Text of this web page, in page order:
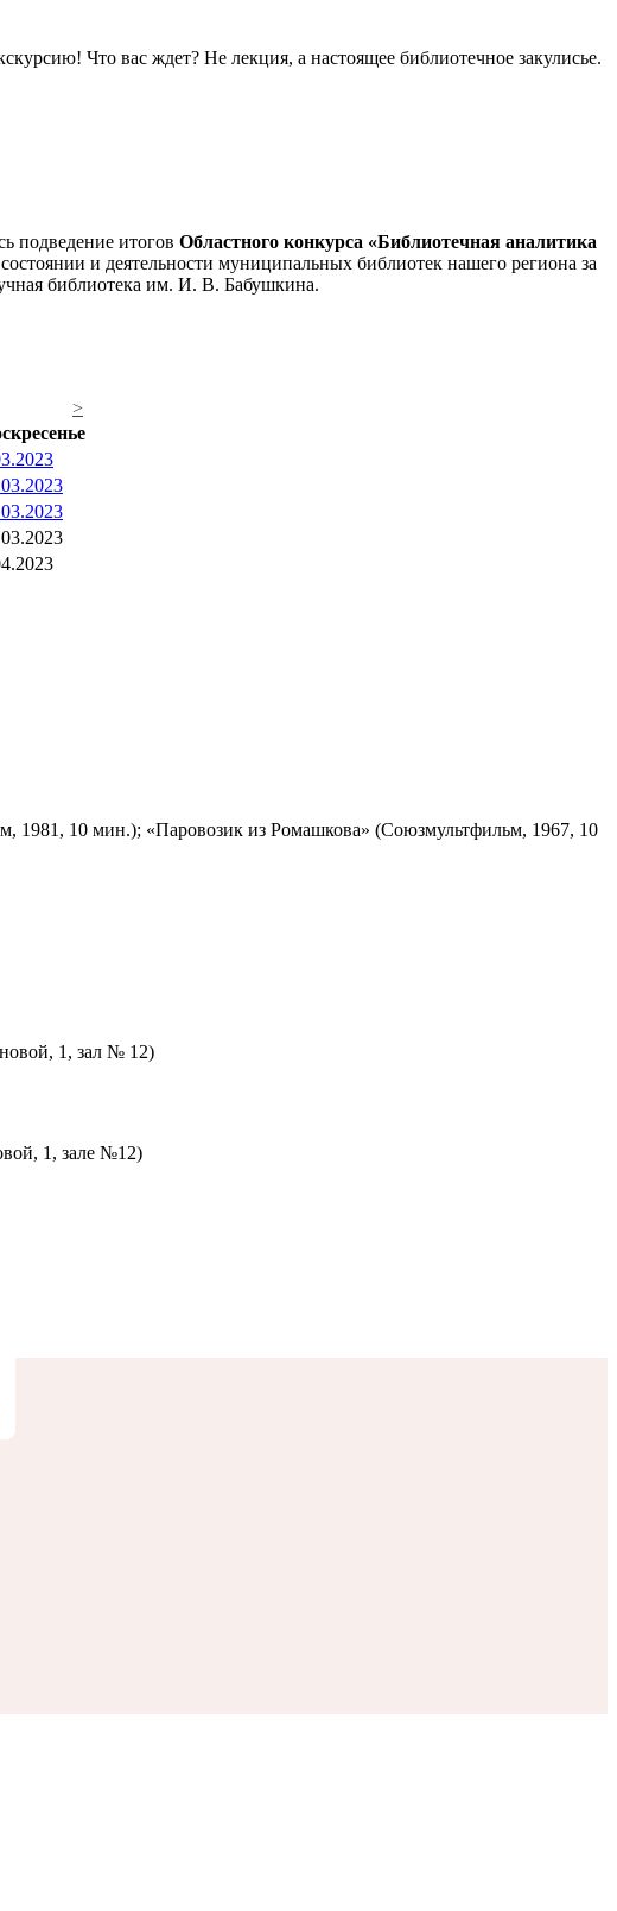
Что вас ждет? Не лекция, а настоящее библиотечное закулисье.
подведение итогов Областного конкурса «Библиотечная аналитика
и деятельности муниципальных библиотек нашего региона за
библиотека им. И. В. Бабушкина.
>
10 мин.); «Паровозик из Ромашкова» (Союзмультфильм, 1967, 10
1, зал № 12)
1, зале №12)